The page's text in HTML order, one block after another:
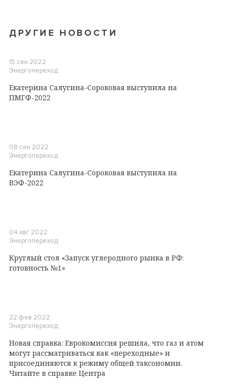
ДРУГИЕ НОВОСТИ
15 сен 2022
Энергопереход
Екатерина Салугина-Сороковая выступила на
ПМГФ-2022
08 сен 2022
Энергопереход
Екатерина Салугина-Сороковая выступила на
ВЭФ-2022
04 авг 2022
Энергопереход
Круглый стол «Запуск углеродного рынка в РФ:
готовность №1»
22 фев 2022
Энергопереход
Новая справка: Еврокомиссия решила, что газ и атом
могут рассматриваться как «переходные» и
присоединяются к режиму общей таксономии.
Читайте в справке Центра